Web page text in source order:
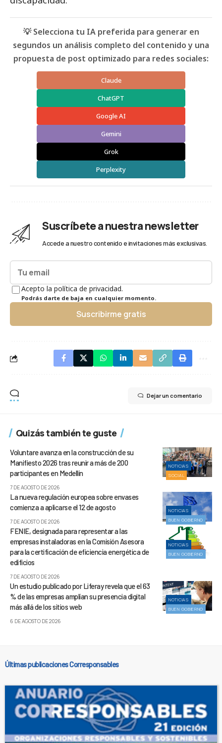
💡 Selecciona tu IA preferida para generar en
segundos un análisis completo del contenido y una
propuesta de post optimizado para redes sociales:
Claude
ChatGPT
Google AI
Gemini
Grok
Perplexity
Suscríbete a nuestra newsletter
Accede a nuestro contenido e invitaciones más exclusivas.
Acepto la política de privacidad.
Podrás darte de baja en cualquier momento.
Suscribirme gratis
Dejar un comentario
Quizás también te guste
NOTICIAS
SOCIAL
Voluntare avanza en la construcción de su
Manifiesto 2026 tras reunir a más de 200
participantes en Medellín
7 DE AGOSTO DE 2026
NOTICIAS
BUEN GOBIERNO
La nueva regulación europea sobre envases
comienza a aplicarse el 12 de agosto
7 DE AGOSTO DE 2026
NOTICIAS
BUEN GOBIERNO
FENIE, designada para representar a las
empresas instaladoras en la Comisión Asesora
para la certificación de eficiencia energética de
edificios
7 DE AGOSTO DE 2026
NOTICIAS
BUEN GOBIERNO
Un estudio publicado por Liferay revela que el 63
% de las empresas amplían su presencia digital
más allá de los sitios web
6 DE AGOSTO DE 2026
Últimas publicaciones Corresponsables